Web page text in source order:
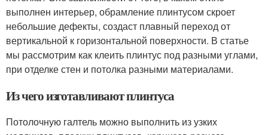
выполнен интерьер, обрамление плинтусом скроет
небольшие дефекты, создаст плавный переход от
вертикальной к горизонтальной поверхности. В статье
мы рассмотрим как клеить плинтус под разными углами,
при отделке стен и потолка разными материалами.
Из чего изготавливают плинтуса
Потолочную галтель можно выполнить из узких